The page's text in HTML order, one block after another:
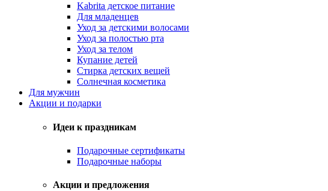
Kabrita детское питание
Для младенцев
Уход за детскими волосами
Уход за полостью рта
Уход за телом
Купание детей
Стирка детских вещей
Солнечная косметика
Для мужчин
Акции и подарки
Идеи к праздникам
Подарочные сертификаты
Подарочные наборы
Акции и предложения